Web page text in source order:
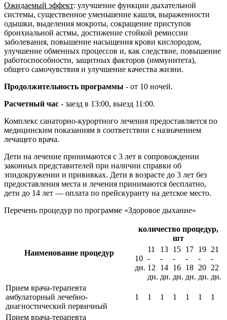
Ожидаемый эффект: улучшение функции дыхательной
системы, существенное уменьшение кашля, выраженности
одышки, выделения мокроты, сокращение приступов
бронхиальной астмы, достижение стойкой ремиссии
заболевания, повышение насыщения крови кислородом,
улучшение обменных процессов и, как следствие, повышение
работоспособности, защитных факторов (иммунитета),
общего самочувствия и улучшение качества жизни.
Продолжительность программы - от 10 ночей.
Расчетный час - заезд в 13:00, выезд 11:00.
Комплекс санаторно-курортного лечения предоставляется по
медицинским показаниям в соответствии с назначением
лечащего врача.
Дети на лечение принимаются с 3 лет в сопровождении
законных представителей при наличии справки об
эпидокружении и прививках. Дети в возрасте до 3 лет без
предоставления места и лечения принимаются бесплатно,
дети до 14 лет — оплата по прейскуранту на детское место.
Перечень процедур по программе «Здоровое дыхание»
Наименование процедур
количество процедур,
шт
10
дн.
11
-
12
дн.
13
-
14
дн.
15
-
16
дн.
17
-
18
дн.
19
-
20
дн.
21
-
22
дн.
Прием врача-терапевта
амбулаторный лечебно-
диагностический первичный
1 1 1 1 1 1 1
Прием врача-терапевта